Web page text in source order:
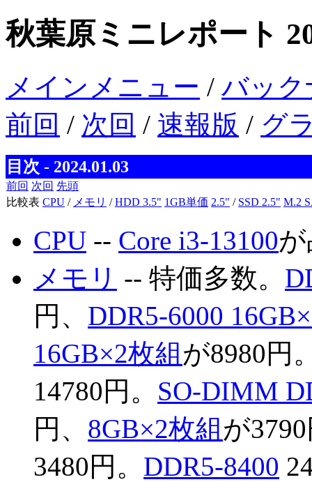
秋葉原ミニレポート
メインメニュー / バッ
前回 / 次回 / 速報版 / グ
目次 - 2024.01.03
前回 次回 先頭
比較表 CPU / メモリ /HDD 3.5" 1GB単価 2.5" / SSD 2.5" M.2
CPU -- Core i3-13100
メモリ -- 特価多数。
円、 DDR5-6000
16GB×2枚組が8980円
14780円。 SO-DIMM
円、 8GB×2枚組が
3480円。 DDR5-8400